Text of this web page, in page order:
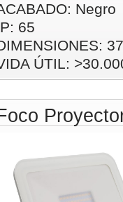
Negro
65
ÚTIL: